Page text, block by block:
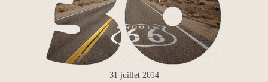
31 juillet 2014